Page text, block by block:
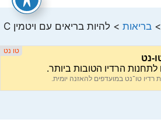
>בריאות >להיות בריאים עם ויטמין C